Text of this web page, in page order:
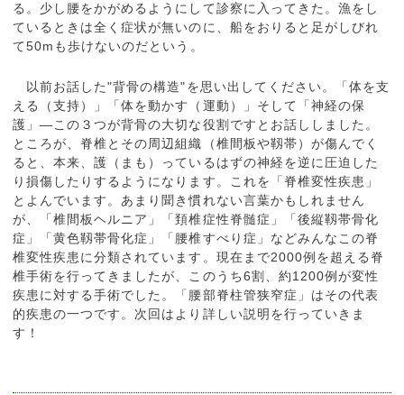
る。少し腰をかがめるようにして診察に入ってきた。漁をし
ているときは全く症状が無いのに、船をおりると足がしびれ
て50mも歩けないのだという。
以前お話した"背骨の構造"を思い出してください。「体を支
える（支持）」「体を動かす（運動）」そして「神経の保
護」―この３つが背骨の大切な役割ですとお話ししました。
ところが、脊椎とその周辺組織（椎間板や靱帯）が傷んでく
ると、本来、護（まも）っているはずの神経を逆に圧迫した
り損傷したりするようになります。これを「脊椎変性疾患」
とよんでいます。あまり聞き慣れない言葉かもしれません
が、「椎間板ヘルニア」「頚椎症性脊髄症」「後縦靱帯骨化
症」「黄色靱帯骨化症」「腰椎すべり症」などみんなこの脊
椎変性疾患に分類されています。現在まで2000例を超える脊
椎手術を行ってきましたが、このうち6割、約1200例が変性
疾患に対する手術でした。「腰部脊柱管狭窄症」はその代表
的疾患の一つです。次回はより詳しい説明を行っていきま
す！